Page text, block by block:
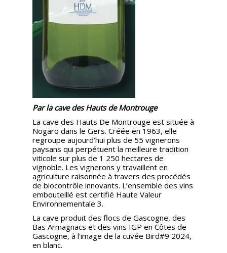
Par la cave des Hauts de Montrouge
La cave des Hauts De Montrouge est située à
Nogaro dans le Gers. Créée en 1963, elle
regroupe aujourd’hui plus de 55 vignerons
paysans qui perpétuent la meilleure tradition
viticole sur plus de 1 250 hectares de
vignoble. Les vignerons y travaillent en
agriculture raisonnée à travers des procédés
de biocontrôle innovants. L’ensemble des vins
embouteillé est certifié Haute Valeur
Environnementale 3.
La cave produit des flocs de Gascogne, des
Bas Armagnacs et des vins IGP en Côtes de
Gascogne, à l'image de la cuvée Bird#9 2024,
en blanc.